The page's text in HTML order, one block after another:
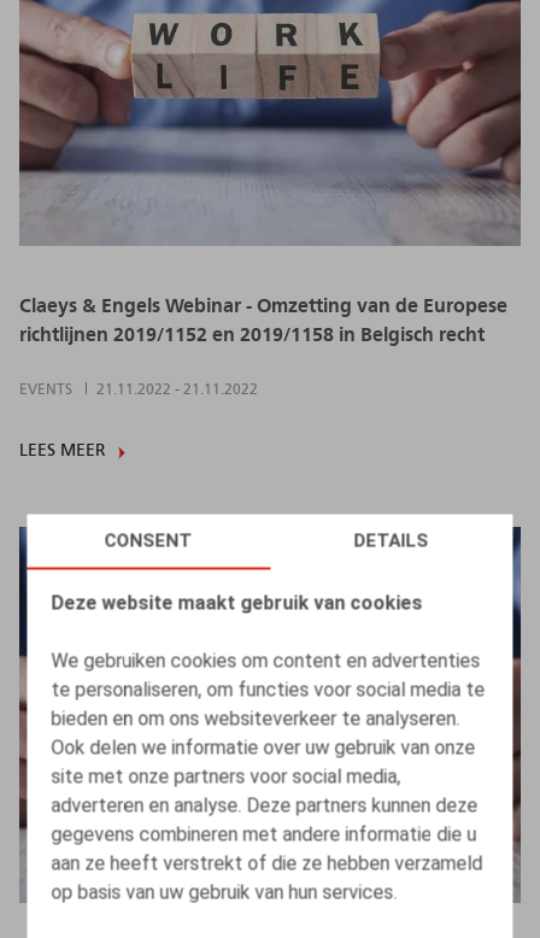
CONSENT DETAILS
Deze website maakt gebruik van cookies
We gebruiken cookies om content en advertenties
te personaliseren, om functies voor social media te
bieden en om ons websiteverkeer te analyseren.
Ook delen we informatie over uw gebruik van onze
site met onze partners voor social media,
adverteren en analyse. Deze partners kunnen deze
gegevens combineren met andere informatie die u
aan ze heeft verstrekt of die ze hebben verzameld
op basis van uw gebruik van hun services.
Claeys & Engels Webinar - Omzetting van de Europese
richtlijnen 2019/1152 en 2019/1158 in Belgisch recht
EVENTS 21.11.2022 - 21.11.2022
LEES MEER